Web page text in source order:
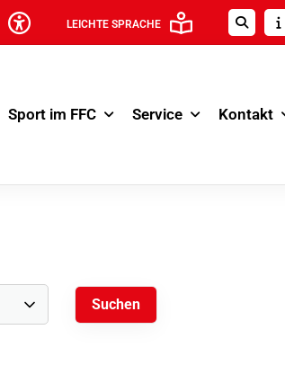
LEICHTE SPRACHE
Sport im FFC Service Kontakt